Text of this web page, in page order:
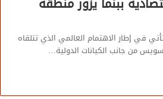
في إطار الاهتمام العالمي الذي تتلقاه
من جانب الكيانات الدولية…